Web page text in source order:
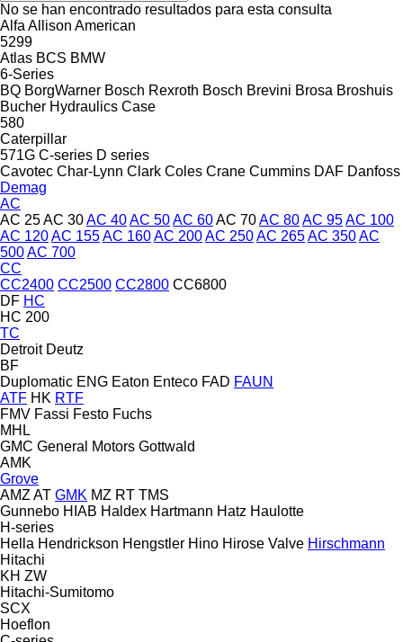
No se han encontrado resultados para esta consulta
Alfa Allison American
5299
Atlas BCS BMW
6-Series
BQ BorgWarner Bosch Rexroth Bosch Brevini Brosa Broshuis
Bucher Hydraulics Case
580
Caterpillar
571G C-series D series
Cavotec Char-Lynn Clark Coles Crane Cummins DAF Danfoss
Demag
AC
AC 25AC 30AC 40AC 50AC 60AC 70AC 80AC 95AC 100
AC 120AC 155AC 160AC 200AC 250AC 265AC 350AC
500AC 700
CC
CC2400 CC2500 CC2800 CC6800
DF HC
HC 200
TC
Detroit Deutz
BF
Duplomatic ENG Eaton Enteco FAD FAUN
ATF HK RTF
FMV Fassi Festo Fuchs
MHL
GMC General Motors Gottwald
AMK
Grove
AMZ AT GMK MZ RT TMS
Gunnebo HIAB Haldex Hartmann Hatz Haulotte
H-series
Hella Hendrickson Hengstler Hino Hirose Valve Hirschmann
Hitachi
KH ZW
Hitachi-Sumitomo
SCX
Hoeflon